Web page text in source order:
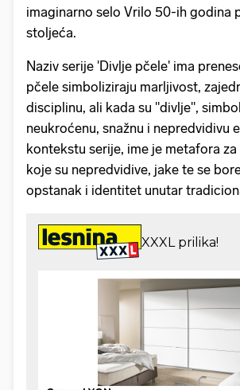
imaginarno selo Vrilo 50-ih godina
stoljeća.
Naziv serije 'Divlje pčele' ima
pčele simboliziraju marljivost,
disciplinu, ali kada su "divlje",
neukroćenu, snažnu i nepredvidivu
kontekstu serije, ime je metafora za
koje su nepredvidive, jake te se
opstanak i identitet unutar